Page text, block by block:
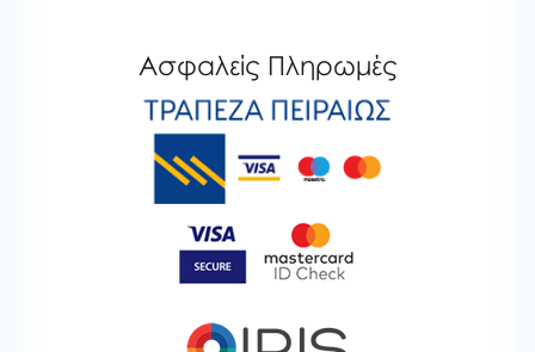
Ασφαλείς Πληρωμές